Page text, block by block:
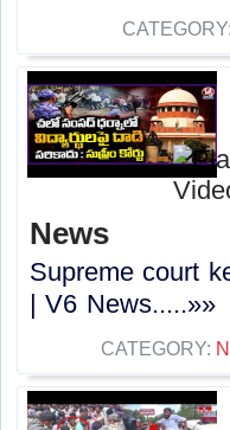
CATEGORY:
News
Supreme court
| V6 News.....»»
CATEGORY: